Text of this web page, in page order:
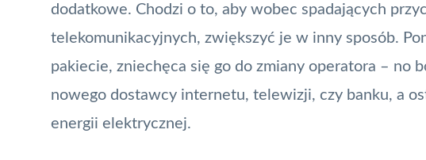
dodatkowe. Chodzi o to, aby wobec spadających
telekomunikacyjnych, zwiększyć je w inny sposób.
pakiecie, zniechęca się go do zmiany operatora – no
nowego dostawcy internetu, telewizji, czy banku, a
energii elektrycznej.